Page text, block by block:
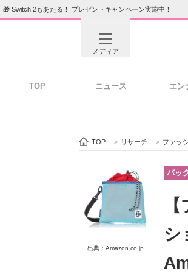
🎁 Switch 2もあたる！ プレゼントキャンペーン実施中！
メディア
ビジネスと働き方のヒン
ITエンジニア向け専門サイ
TOP ニュース エン
TOP > リサーチ > ファッ
出典：Amazon.co.jp
バッ
シ